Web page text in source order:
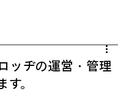
ッヂの運営・管理
。